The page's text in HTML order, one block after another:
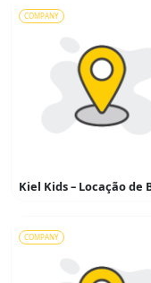
COMPANY
COMPANY